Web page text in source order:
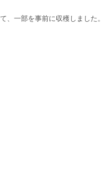
、一部を事前に収穫しました。